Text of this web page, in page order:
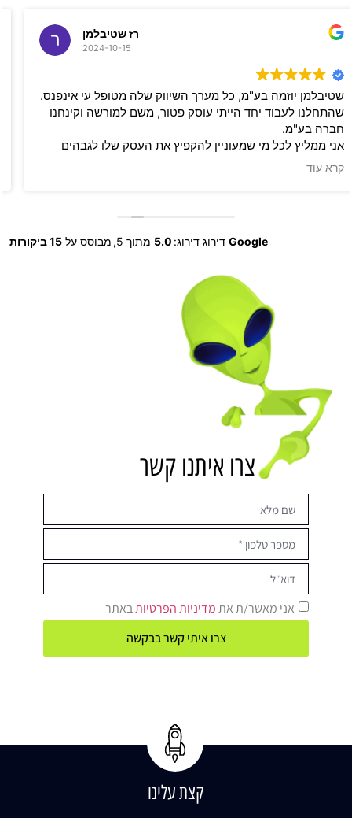
רז שטיבלמן
2024-10-15
שטיבלמן יוזמה בע"מ, כל מערך השיווק שלה מטופל עי אינפנס.
שהתחלנו לעבוד יחד הייתי עוסק פטור, משם למורשה וקינחנו
חברה בע"מ.
אני ממליץ לכל מי שמעוניין להקפיץ את העסק שלו לגבהים
שלא ראה עוד לפני כן, לקבל שירות מאינפנס. תמיד זמינים לכל
קרא עוד
Google דירוג דירוג: 5.0 מתוך 5, מבוסס על 15 ביקורות
צרו איתנו קשר
אני מאשר/ת אתמדיניות הפרטיותבאתר
צרו איתי קשר בבקשה
קצת עלינו